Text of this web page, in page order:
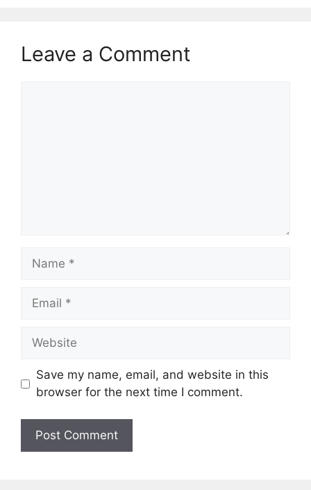
Leave a Comment
Name
Email
Website
Save my name, email, and website in this
browser for the next time I comment.